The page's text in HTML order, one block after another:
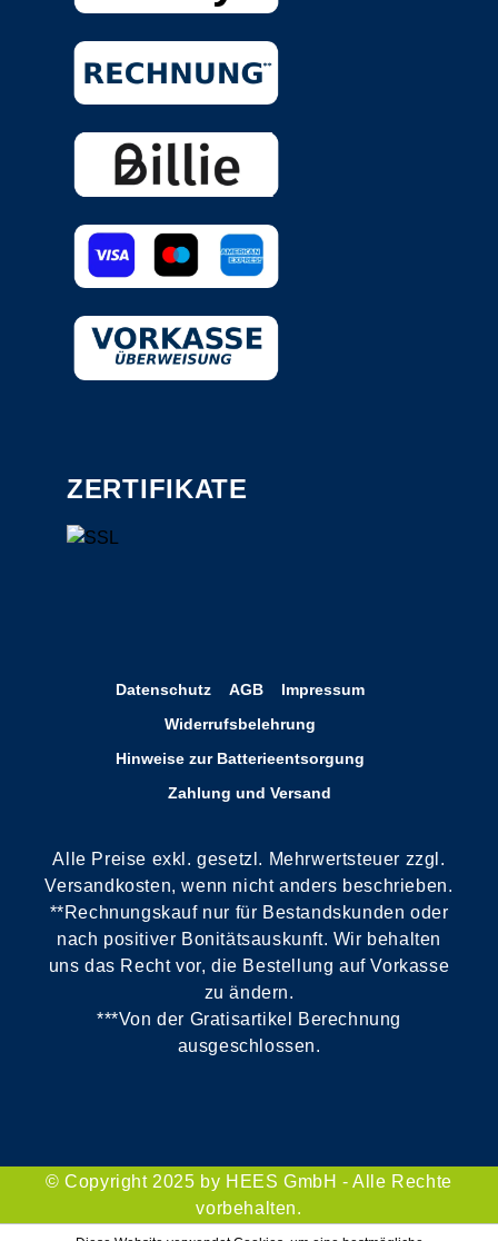
ZERTIFIKATE
Datenschutz AGB
Impressum
Widerrufsbelehrung
Hinweise zur Batterieentsorgung
Zahlung und Versand
Alle Preise exkl. gesetzl. Mehrwertsteuer zzgl.
Versandkosten, wenn nicht anders beschrieben.
**Rechnungskauf nur für Bestandskunden oder
nach positiver Bonitätsauskunft. Wir behalten
uns das Recht vor, die Bestellung auf Vorkasse
zu ändern.
***Von der Gratisartikel Berechnung
ausgeschlossen.
© Copyright 2025 by HEES GmbH - Alle Rechte
vorbehalten.